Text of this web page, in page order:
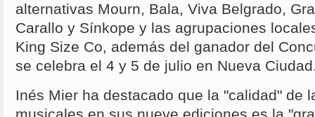
alternativas Mourn, Bala, Viva Belgrado,
Carallo y Sínkope y las agrupaciones
King Size Co, además del ganador del
se celebra el 4 y 5 de julio en Nueva
Inés Mier ha destacado que la "calidad" de